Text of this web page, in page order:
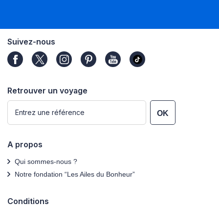
Suivez-nous
Retrouver un voyage
OK
A propos
Qui sommes-nous ?
Notre fondation “Les Ailes du Bonheur”
Conditions